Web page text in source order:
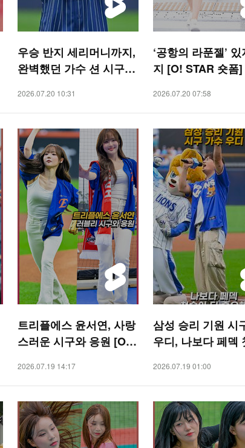
우승 반지 세리머니까지,
완벽했던 가수 션 시구
2026.07.20 10:31
‘공항의 라푼젤’
지 [O! STAR 숏폼]
2026.07.20 07:58
트리플에스 윤서연, 사랑
스러운 시구와 응원 [O!
2026.07.19 14:17
삼성 승리 기원 시
우디, 나보다 페덱
숏폼]
2026.07.19 01:00